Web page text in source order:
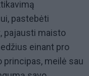
pastebėti
pajausti maisto
einant pro
principas, meilė sau